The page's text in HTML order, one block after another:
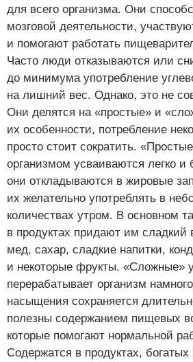
для всего организма. Они
мозговой деятельности,
и помогают работать
Часто люди отказываются или
до минимума употребление
на лишний вес. Однако, это не
Они делятся на «простые» и
их особенности, потребление
просто стоит сократить.
организмом усваиваются легко
они откладываются в жировые
их желательно употреблять в
количествах утром. В основном
в продуктах придают им сладкий
мед, сахар, сладкие напитки,
и некоторые фрукты. «Сложные»
перерабатывает организм
насыщения сохраняется
полезны содержанием пищевых
которые помогают нормальной
Содержатся в продуктах,